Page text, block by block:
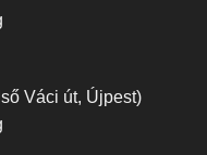
Váci út, Újpest)